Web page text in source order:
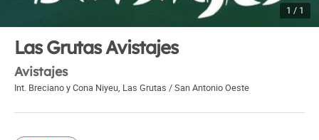
1 / 1
Las Grutas Avistajes
Avistajes
Int. Breciano y Cona Niyeu, Las Grutas / San Antonio Oeste